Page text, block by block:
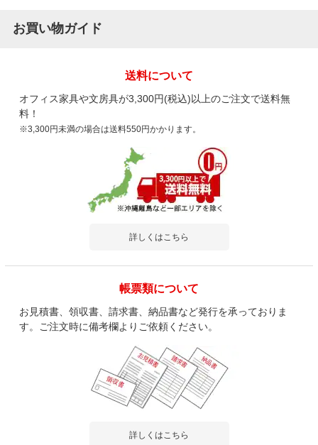
お買い物ガイド
送料について
オフィス家具や文房具が3,300円(税込)以上のご注文で送料無
料！
※3,300円未満の場合は送料550円かかります。
詳しくはこちら
帳票類について
お見積書、領収書、請求書、納品書など発行を承っておりま
す。ご注文時に備考欄よりご依頼ください。
詳しくはこちら